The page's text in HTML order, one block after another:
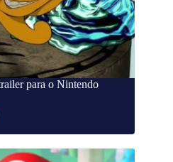
para o Nintendo